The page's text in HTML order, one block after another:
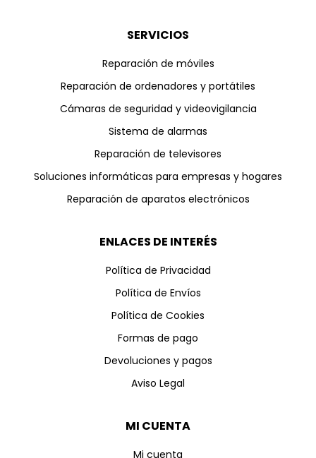
SERVICIOS
Reparación de móviles
Reparación de ordenadores y portátiles
Cámaras de seguridad y videovigilancia
Sistema de alarmas
Reparación de televisores
Soluciones informáticas para empresas y hogares
Reparación de aparatos electrónicos
ENLACES DE INTERÉS
Política de Privacidad
Política de Envíos
Política de Cookies
Formas de pago
Devoluciones y pagos
Aviso Legal
MI CUENTA
Mi cuenta